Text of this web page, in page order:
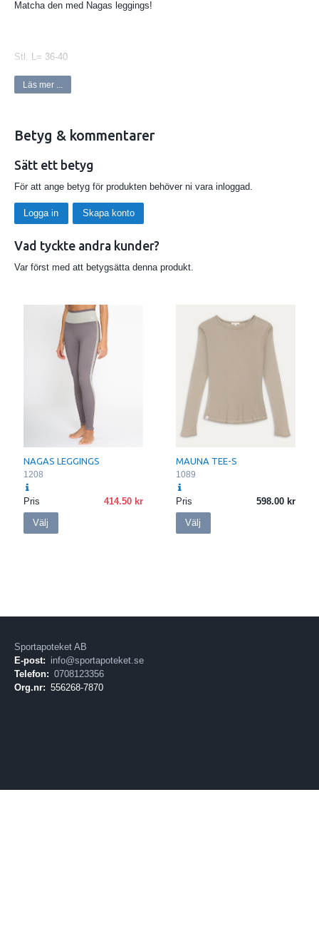
Matcha den med Nagas leggings!
Stl. L= 36-40
Välj en fin Apricote färg eller en Laurel (grön)
Discover our organic cotton yoga bra, designed to combine comfort,
support and environmental friendliness. Made from certified organic
cotton, our bra is soft and breathable for a naturally comfortable feel.
The snug fit and optimal support offer a seamless fit during your yoga
sessions.
Läs mer ...
Betyg & kommentarer
Sätt ett betyg
För att ange betyg för produkten behöver ni vara inloggad.
Logga in Skapa konto
Vad tyckte andra kunder?
Var först med att betygsätta denna produkt.
NAGAS LEGGINGS
1208
Pris 414.50
Välj
MAUNA TEE-S
1089
Pris 598.00
Välj
Sportapoteket AB
E-post: info@sportapoteket.se
Telefon: 0708123356
Org.nr: 556268-7870